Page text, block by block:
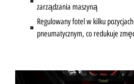
zarządzania maszyną
Regulowany fotel w kilku
pneumatycznym, co redukuje